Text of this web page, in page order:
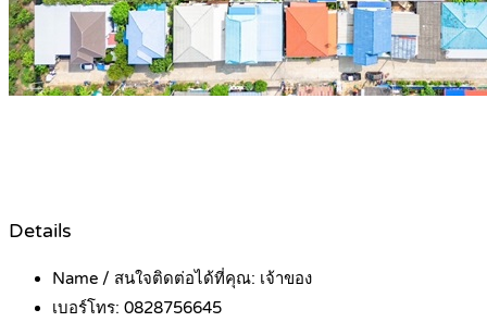
Details
Name / สนใจติดต่อได้ที่คุณ: เจ้าของ
เบอร์โทร: 0828756645